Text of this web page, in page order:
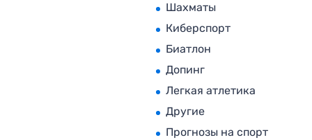
Шахматы
Киберспорт
Биатлон
Допинг
Легкая атлетика
Другие
Прогнозы на спорт